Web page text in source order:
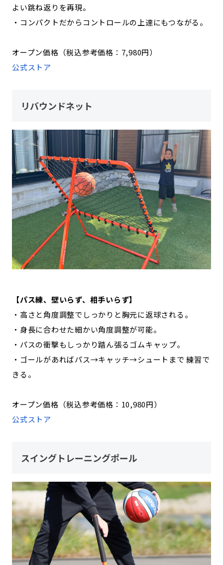
よい跳ね返りを再現。
・コンパクトだからコントロールの上達にもつながる。
オープン価格（税込参考価格：7,980円）
公式ストア
リバウンドネット
【パス練、壁いらず、相手いらず】
・高さと角度調整でしっかりと胸元に返球される。
・身長に合わせた細かい角度調整が可能。
・パスの衝撃もしっかり踏ん張るゴムキャップ。
・ゴールがあればパス→キャッチ→シュートまで 練習で
きる。
オープン価格（税込参考価格：10,980円）
公式ストア
スイングトレーニングポール